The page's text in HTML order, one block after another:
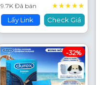
9.7K Đã bán ★★★★★
Lấy Link Check Giá
-32%